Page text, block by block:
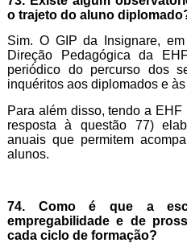
o trajeto do aluno
Sim. O GIP da Insignare,
Direção Pedagógica da
periódico do percurso dos
inquéritos aos diplomados e
Para além disso, tendo a
resposta à questão 77)
anuais que permitem
alunos.
74. Como é que a
empregabilidade e de
cada ciclo de formação?